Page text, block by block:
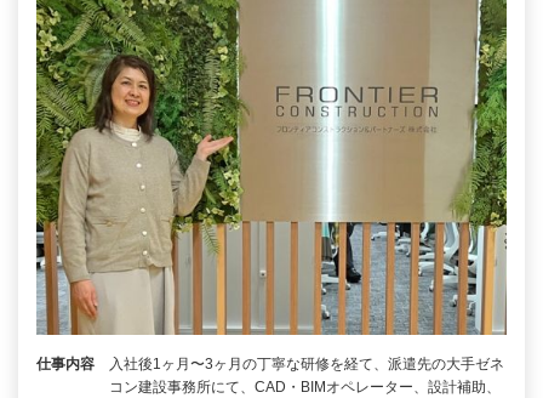
仕事内容
入社後1ヶ月〜3ヶ月の丁寧な研修を経て、派遣先の大手ゼネ
コン建設事務所にて、CAD・BIMオペレーター、設計補助、